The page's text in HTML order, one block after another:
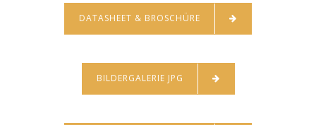
DATASHEET & BROSCHÜRE
BILDERGALERIE JPG